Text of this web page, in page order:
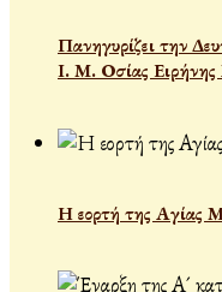
Πανηγυρίζει την
Ι. Μ. Οσίας Ειρήνης
Η εορτή της Αγίας